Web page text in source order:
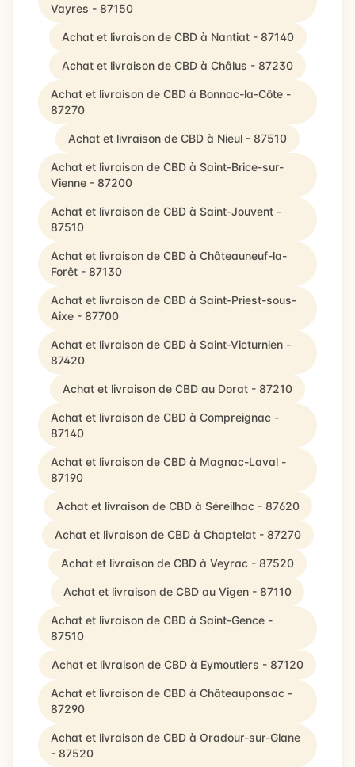
Vayres - 87150
Achat et livraison de CBD à Nantiat - 87140
Achat et livraison de CBD à Châlus - 87230
Achat et livraison de CBD à Bonnac-la-Côte -
87270
Achat et livraison de CBD à Nieul - 87510
Achat et livraison de CBD à Saint-Brice-sur-
Vienne - 87200
Achat et livraison de CBD à Saint-Jouvent -
87510
Achat et livraison de CBD à Châteauneuf-la-
Forêt - 87130
Achat et livraison de CBD à Saint-Priest-sous-
Aixe - 87700
Achat et livraison de CBD à Saint-Victurnien -
87420
Achat et livraison de CBD au Dorat - 87210
Achat et livraison de CBD à Compreignac -
87140
Achat et livraison de CBD à Magnac-Laval -
87190
Achat et livraison de CBD à Séreilhac - 87620
Achat et livraison de CBD à Chaptelat - 87270
Achat et livraison de CBD à Veyrac - 87520
Achat et livraison de CBD au Vigen - 87110
Achat et livraison de CBD à Saint-Gence -
87510
Achat et livraison de CBD à Eymoutiers - 87120
Achat et livraison de CBD à Châteauponsac -
87290
Achat et livraison de CBD à Oradour-sur-Glane
- 87520